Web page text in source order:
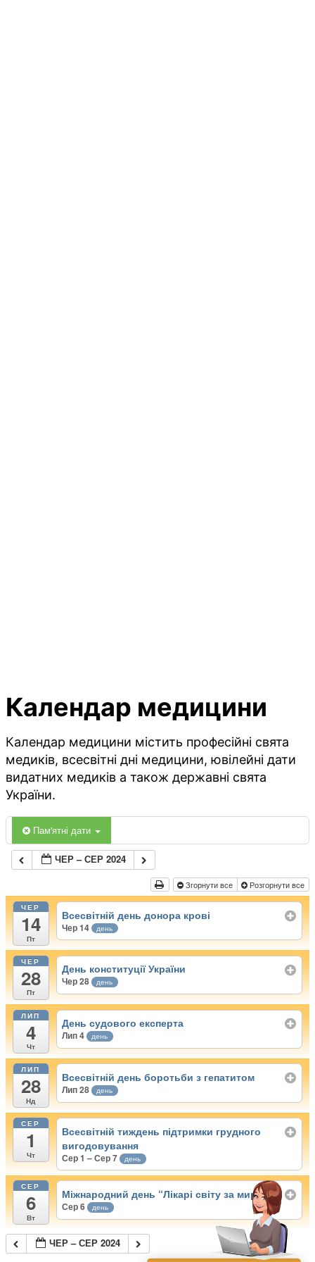
Календар медицини
Календар медицини містить професійні свята
медиків, всесвітні дні медицини, ювілейні дати
видатних медиків а також державні свята
України.
Пам'ятні дати
ЧЕР – СЕР 2024
Згорнути все Розгорнути все
ЧЕР
14
Пт
Всесвітній день донора крові
Чер 14 день
ЧЕР
28
Пт
День конституції України
Чер 28 день
ЛИП
4
Чт
День судового експерта
Лип 4 день
ЛИП
28
Нд
Всесвітній день боротьби з гепатитом
Лип 28 день
СЕР
1
Чт
Всесвітній тиждень підтримки грудного
вигодовування
Сер 1 – Сер 7 день
СЕР
6
Вт
Міжнародний день “Лікарі світу за мир”
Сер 6 день
ЧЕР – СЕР 2024